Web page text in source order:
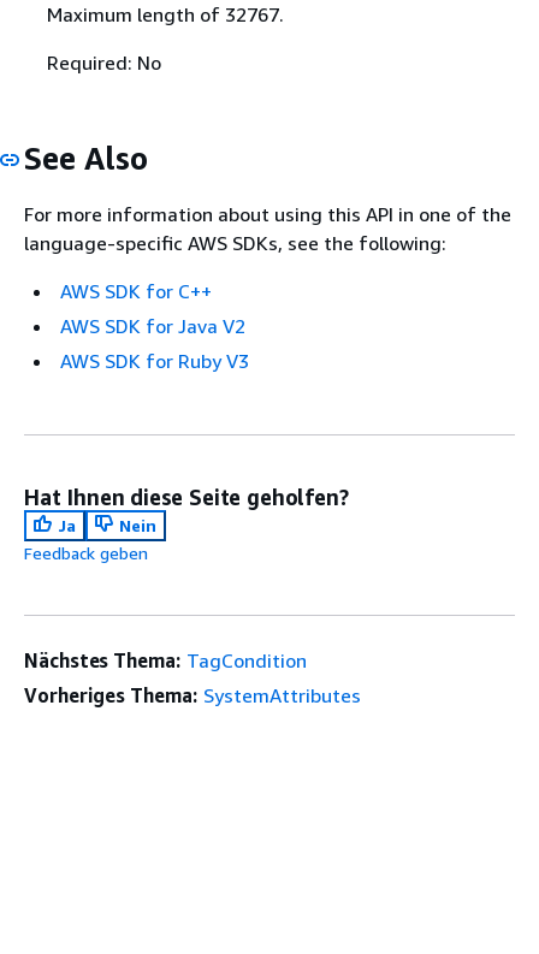
Maximum length of 32767.
Required: No
See Also
For more information about using this API in one of the
language-specific AWS SDKs, see the following:
AWS SDK for C++
AWS SDK for Java V2
AWS SDK for Ruby V3
Hat Ihnen diese Seite geholfen?
Ja
Nein
Feedback geben
Nächstes Thema: TagCondition
Vorheriges Thema: SystemAttributes